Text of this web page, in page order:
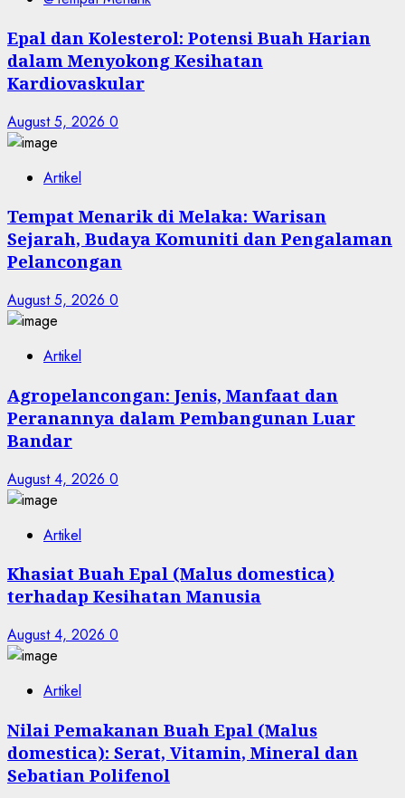
Epal dan Kolesterol: Potensi Buah Harian
dalam Menyokong Kesihatan
Kardiovaskular
August 5, 2026 0
Artikel
Tempat Menarik di Melaka: Warisan
Sejarah, Budaya Komuniti dan Pengalaman
Pelancongan
August 5, 2026 0
Artikel
Agropelancongan: Jenis, Manfaat dan
Peranannya dalam Pembangunan Luar
Bandar
August 4, 2026 0
Artikel
Khasiat Buah Epal (Malus domestica)
terhadap Kesihatan Manusia
August 4, 2026 0
Artikel
Nilai Pemakanan Buah Epal (Malus
domestica): Serat, Vitamin, Mineral dan
Sebatian Polifenol